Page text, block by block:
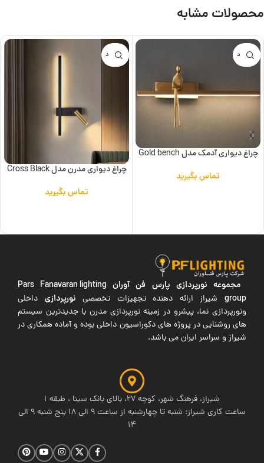
محصولات مشابه
ناموجود
چراغ دیواری آدمک مدل Gold bench
تماس بگیرید
ناموجود
چراغ دیواری مدرن مدل Cross Black
تماس بگیرید
مجموعه نورپردازی پارس فن آوران Pars Fanavaran lighting
groupشیراز ارائه دهنده تجهیزات تخصصی نورپردازی داخلی
ونورپردازی نما، پیشرو در زمینه نورپردازی مدرن با جدیدترین سیستم
های روشنایی در پروژه های دکوراسیون داخلی بوده و آماده همکاری در
شیراز و سراسر ایران می باشد.
شیراز، فرهنگ شهر، کوچه 27، بالای بانک سینا ، طبقه 1
ساعت کاری شیراز: شنبه تا چهارشنبه از ساعت 9 الی 18 پنج شنبه 9 الی
14